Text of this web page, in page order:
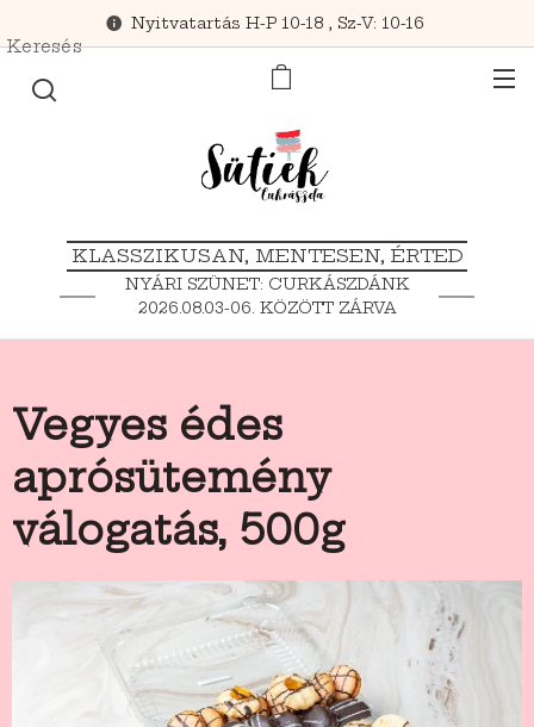
Nyitvatartás H-P 10-18 , Sz-V: 10-16
KLASSZIKUSAN, MENTESEN, ÉRTED
NYÁRI SZÜNET: CURKÁSZDÁNK
2026.08.03-06. KÖZÖTT ZÁRVA
Keresés
Vegyes édes
aprósütemény
válogatás, 500g